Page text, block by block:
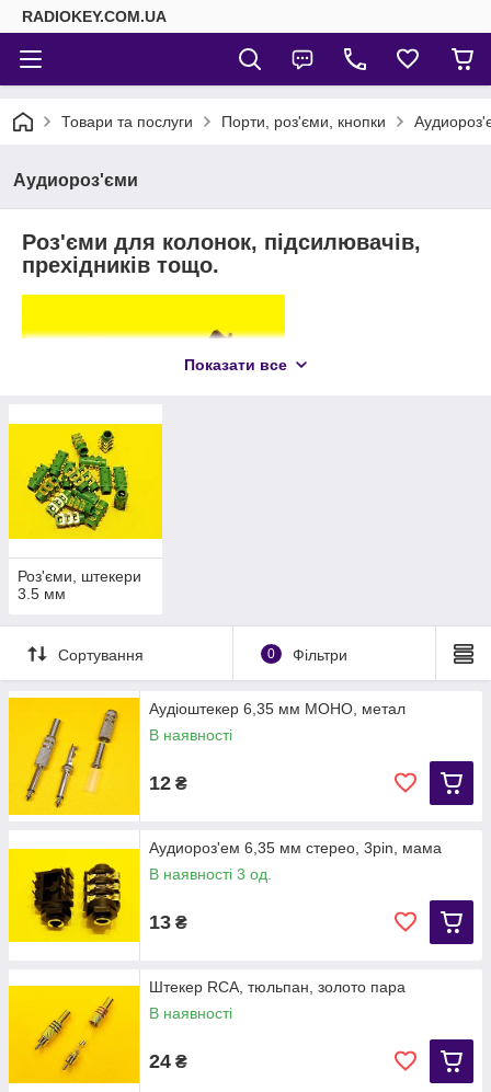
RADIOKEY.COM.UA
Товари та послуги Порти, роз'єми, кнопки
Аудиороз'єми
Роз'єми для колонок, підсилювачів,
прехідників тощо.
Показати все
Роз'єми, штекери
3.5 мм
Сортування 0 Фільтри
Аудіоштекер 6,35 мм МОНО, метал
В наявності
12 ₴
Аудиороз'ем 6,35 мм стерео, 3pin, мама
В наявності 3 од.
13 ₴
Штекер RCA, тюльпан, золото пара
В наявності
24 ₴